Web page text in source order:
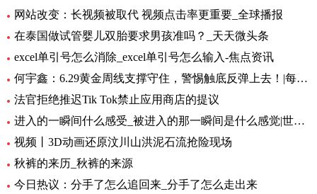
网站改变：长视频被取代 视频点击率更重要_全球播报
在泰国做试管婴儿双胎要求男孩准吗？_天天微头条
excel单引号怎么消除_excel单引号怎么输入-焦点资讯
何宇鑫：6.29黄金周线支撑守住，警惕触底反弹上去！|每日短讯
法官拒绝推迟Tik Tok禁止应用商店的提议
进入的一瞬间什么感受_被进入的那一瞬间是什么感觉|世界快播报
视频丨3D动画还原汶川山洪泥石流抢险现场
秋裤的来历_秋裤的来源
今日热议：分手了怎么追回来_分手了怎么走出来